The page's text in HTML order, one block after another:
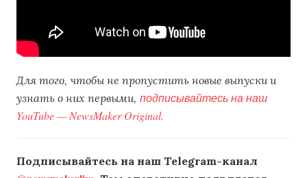
Для того, чтобы не пропустить новые выпуски и
узнать о них первыми, подписывайтесь на наш
YouTube — NewsMaker Original.
Подписывайтесь на наш Telegram-канал